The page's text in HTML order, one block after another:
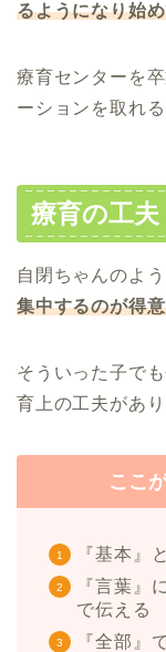
るようになり始
療育センターを
ーションを取れ
療育の工夫
自閉ちゃんのよ
集中するのが得
そういった子で
育上の工夫があり
ここ
『基本』
『言葉』
で伝える
『全部』